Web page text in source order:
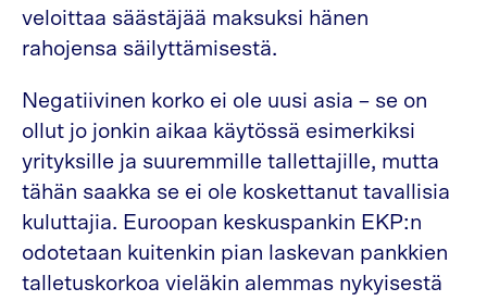
veloittaa säästäjää maksuksi hänen
rahojensa säilyttämisestä.
Negatiivinen korko ei ole uusi asia – se on
ollut jo jonkin aikaa käytössä esimerkiksi
yrityksille ja suuremmille tallettajille, mutta
tähän saakka se ei ole koskettanut tavallisia
kuluttajia. Euroopan keskuspankin EKP:n
odotetaan kuitenkin pian laskevan pankkien
talletuskorkoa vieläkin alemmas nykyisestä